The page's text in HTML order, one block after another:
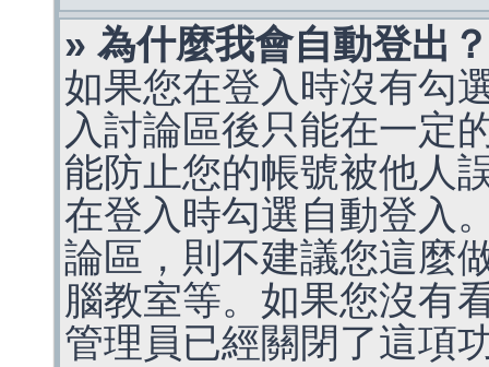
» 為什麼我會自動登出？
如果您在登入時沒有勾
入討論區後只能在一定
能防止您的帳號被他人
在登入時勾選自動登入
論區，則不建議您這麼
腦教室等。如果您沒有
管理員已經關閉了這項